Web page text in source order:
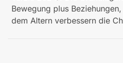
Bewegung plus
dem Altern verbessern die